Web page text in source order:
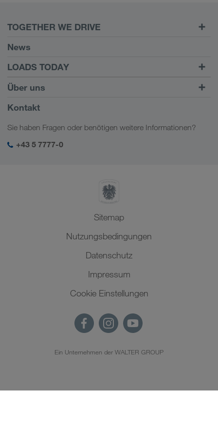
TOGETHER WE DRIVE
WE LOAD
Carrier Services
Onboarding
News
LOADS TODAY
Fracht finden mit
LOADS TODAY
Mehr erfahren
Zum Login
Über uns
Firmeninformation
SHEQ-Management
Kontakt
Sie haben Fragen oder benötigen weitere Informationen?
+43 5 7777-0
Sitemap
Nutzungsbedingungen
Datenschutz
Impressum
Cookie Einstellungen
Ein Unternehmen der WALTER GROUP